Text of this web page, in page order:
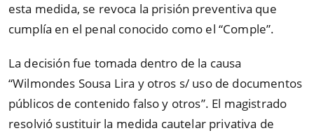
esta medida, se revoca la prisión preventiva que
cumplía en el penal conocido como el “Comple”.
La decisión fue tomada dentro de la causa
“Wilmondes Sousa Lira y otros s/ uso de documentos
públicos de contenido falso y otros”. El magistrado
resolvió sustituir la medida cautelar privativa de